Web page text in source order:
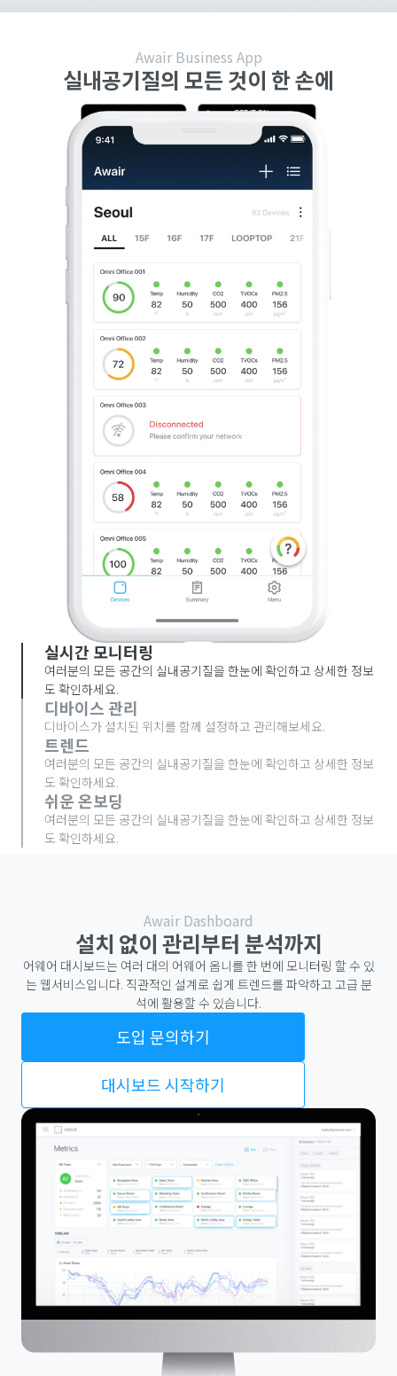
Awair Business App
실내공기질의 모든 것이 한 손에
실시간 모니터링
여러분의 모든 공간의 실내공기질을 한눈에 확인하고 상세한 정보
도 확인하세요.
디바이스 관리
디바이스가 설치된 위치를 함께 설정하고 관리해보세요.
트렌드
여러분의 모든 공간의 실내공기질을 한눈에 확인하고 상세한 정보
도 확인하세요.
쉬운 온보딩
여러분의 모든 공간의 실내공기질을 한눈에 확인하고 상세한 정보
도 확인하세요.
Awair Dashboard
설치 없이 관리부터 분석까지
어웨어 대시보드는 여러 대의 어웨어 옴니를 한 번에 모니터링 할 수 있
는 웹서비스입니다. 직관적인 설계로 쉽게 트렌드를 파악하고 고급 분
석에 활용할 수 있습니다.
도입 문의하기
대시보드 시작하기